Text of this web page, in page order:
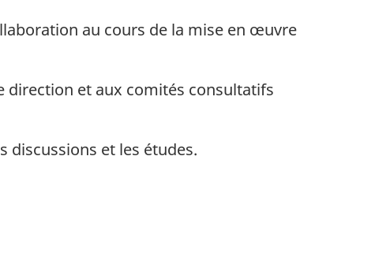
au cours de la mise en œuvre
direction et aux comités consultatifs
discussions et les études.